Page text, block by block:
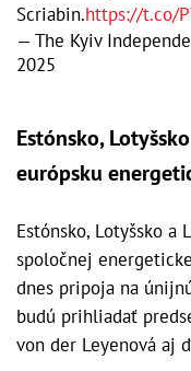
Scriabin.https://t.co/
— The Kyiv
2025
Estónsko,
európsku
Estónsko, Lotyšsko
spoločnej
dnes pripoja na
budú prihliadať
von der Leyenová aj